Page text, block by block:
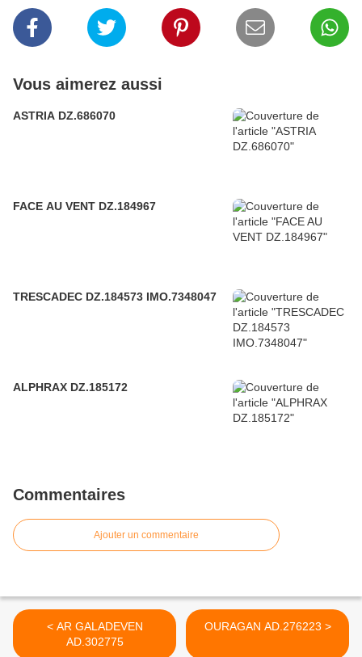
Vous aimerez aussi
ASTRIA DZ.686070
FACE AU VENT DZ.184967
TRESCADEC DZ.184573 IMO.7348047
ALPHRAX DZ.185172
Commentaires
Ajouter un commentaire
< AR GALADEVEN
AD.302775
OURAGAN AD.276223 >